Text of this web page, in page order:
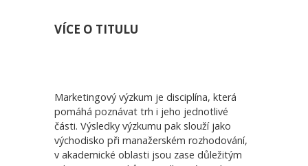
Mezinárodní marketing
VÍCE O TITULU
Marketingový výzkum je disciplína, která
pomáhá poznávat trh i jeho jednotlivé
části. Výsledky výzkumu pak slouží jako
východisko při manažerském rozhodování,
v akademické oblasti jsou zase důležitým